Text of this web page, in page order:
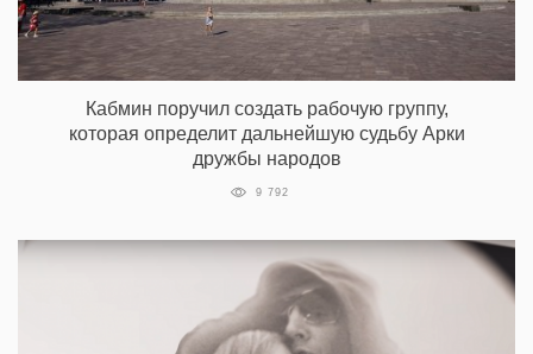
Кабмин поручил создать рабочую группу,
которая определит дальнейшую судьбу Арки
дружбы народов
9 792